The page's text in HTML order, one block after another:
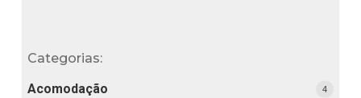
Categorias:
Acomodação
4